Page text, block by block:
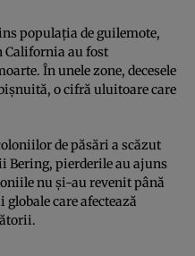
populația de guilemote,
California au fost
În unele zone, decesele
o cifră uluitoare care
de păsări a scăzut
Bering, pierderile au ajuns
nu și-au revenit până
care afectează